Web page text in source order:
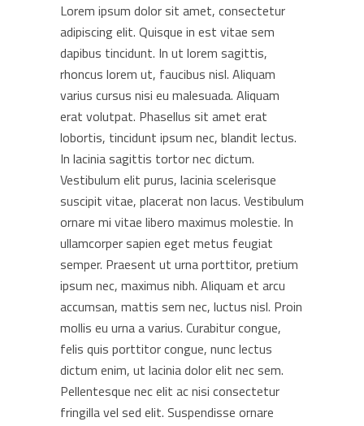
Lorem ipsum dolor sit amet, consectetur
adipiscing elit. Quisque in est vitae sem
dapibus tincidunt. In ut lorem sagittis,
rhoncus lorem ut, faucibus nisl. Aliquam
varius cursus nisi eu malesuada. Aliquam
erat volutpat. Phasellus sit amet erat
lobortis, tincidunt ipsum nec, blandit lectus.
In lacinia sagittis tortor nec dictum.
Vestibulum elit purus, lacinia scelerisque
suscipit vitae, placerat non lacus. Vestibulum
ornare mi vitae libero maximus molestie. In
ullamcorper sapien eget metus feugiat
semper. Praesent ut urna porttitor, pretium
ipsum nec, maximus nibh. Aliquam et arcu
accumsan, mattis sem nec, luctus nisl. Proin
mollis eu urna a varius. Curabitur congue,
felis quis porttitor congue, nunc lectus
dictum enim, ut lacinia dolor elit nec sem.
Pellentesque nec elit ac nisi consectetur
fringilla vel sed elit. Suspendisse ornare